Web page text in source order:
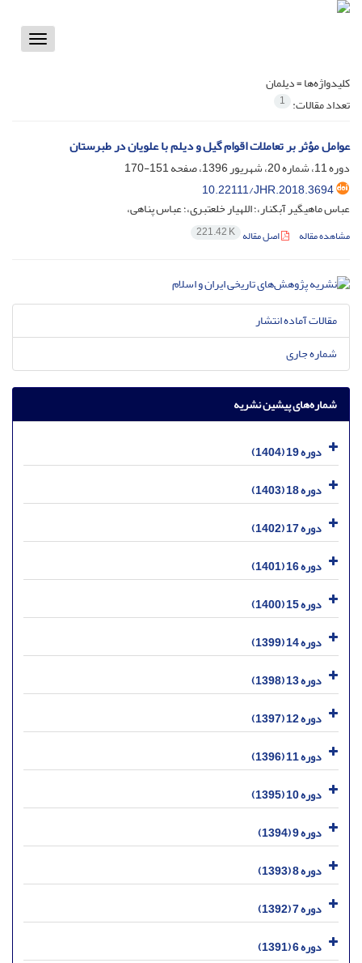
Toggle
کلیدواژه‌ها =دیلمان
تعداد مقالات: 1
عوامل مؤثر بر تعاملات اقوام گیل و دیلم با علویان در طبرستان
دوره 11، شماره 20، شهریور 1396، صفحه
151-170
10.22111/JHR.2018.3694
عباس ماهیگیر آبکنار،؛ اللهیار خلعتبری،؛ عباس پناهی،
مشاهده مقاله اصل مقاله 221.42 K
مقالات آماده انتشار
شماره جاری
شماره‌های پیشین نشریه
دوره 19 (1404)
دوره 18 (1403)
دوره 17 (1402)
دوره 16 (1401)
دوره 15 (1400)
دوره 14 (1399)
دوره 13 (1398)
دوره 12 (1397)
دوره 11 (1396)
دوره 10 (1395)
دوره 9 (1394)
دوره 8 (1393)
دوره 7 (1392)
دوره 6 (1391)